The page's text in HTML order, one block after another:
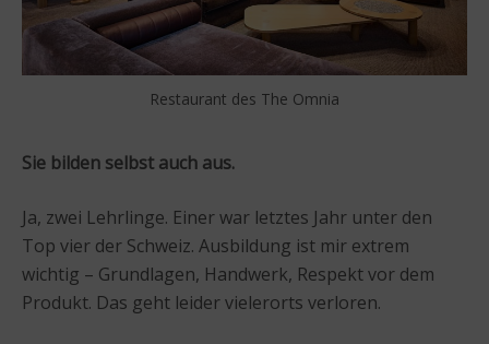
Restaurant des The Omnia
Sie bilden selbst auch aus.
Ja, zwei Lehrlinge. Einer war letztes Jahr unter den
Top vier der Schweiz. Ausbildung ist mir extrem
wichtig – Grundlagen, Handwerk, Respekt vor dem
Produkt. Das geht leider vielerorts verloren.